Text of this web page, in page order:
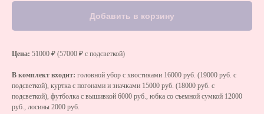
Добавить в корзину
Цена: 51000 ₽ (57000 ₽ с подсветкой)
В комплект входит: головной убор с хвостиками 16000 руб. (19000 руб. с
подсветкой), куртка с погонами и значками 15000 руб. (18000 руб. с
подсветкой), футболка с вышивкой 6000 руб., юбка со съемной сумкой 12000
руб., лосины 2000 руб.